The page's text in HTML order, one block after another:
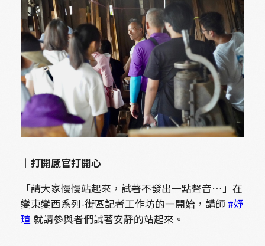
｜打開感官打開心
「請大家慢慢站起來，試著不發出一點聲音…」在
變東變西系列-街區記者工作坊的一開始，講師 #妤
瑄 就請參與者們試著安靜的站起來。